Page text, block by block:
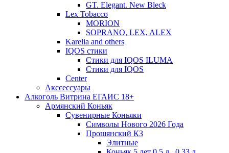
GT. Elegant. New Bleck
Lex Tobacco
MORION
SOPRANO, LEX, ALEX
Karelia and others
IQOS стики
Стики для IQOS ILUMA
Стики для IQOS
Сenter
Акссессуары
Алкоголь Витрина ЕГАИС 18+
Армянский Коньяк
Сувенирные Коньяки
Символы Нового 2026 Года
Прошянский КЗ
Элитные